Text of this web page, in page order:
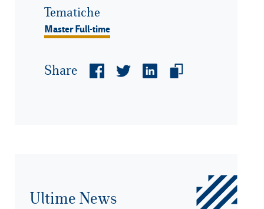
Tematiche
Master Full-time
Share
Ultime News